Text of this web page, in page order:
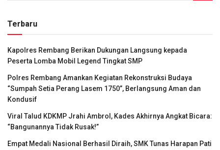
Terbaru
Kapolres Rembang Berikan Dukungan Langsung kepada
Peserta Lomba Mobil Legend Tingkat SMP
Polres Rembang Amankan Kegiatan Rekonstruksi Budaya
“Sumpah Setia Perang Lasem 1750”, Berlangsung Aman dan
Kondusif
Viral Talud KDKMP Jrahi Ambrol, Kades Akhirnya Angkat Bicara:
“Bangunannya Tidak Rusak!”
Empat Medali Nasional Berhasil Diraih, SMK Tunas Harapan Pati